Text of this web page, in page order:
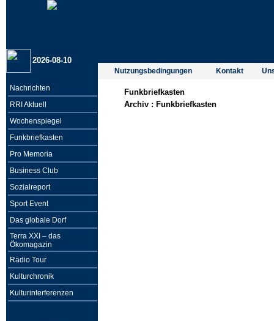
2026-08-10
Nutzungsbedingungen Kontakt
Nachrichten
RRI Aktuell
Wochenspiegel
Funkbriefkasten
Pro Memoria
Business Club
Sozialreport
Sport Event
Das globale Dorf
Terra XXI – das
Ökomagazin
Radio Tour
Kulturchronik
Kulturinterferenzen
Funkbriefkasten
Archiv : Funkbriefkasten